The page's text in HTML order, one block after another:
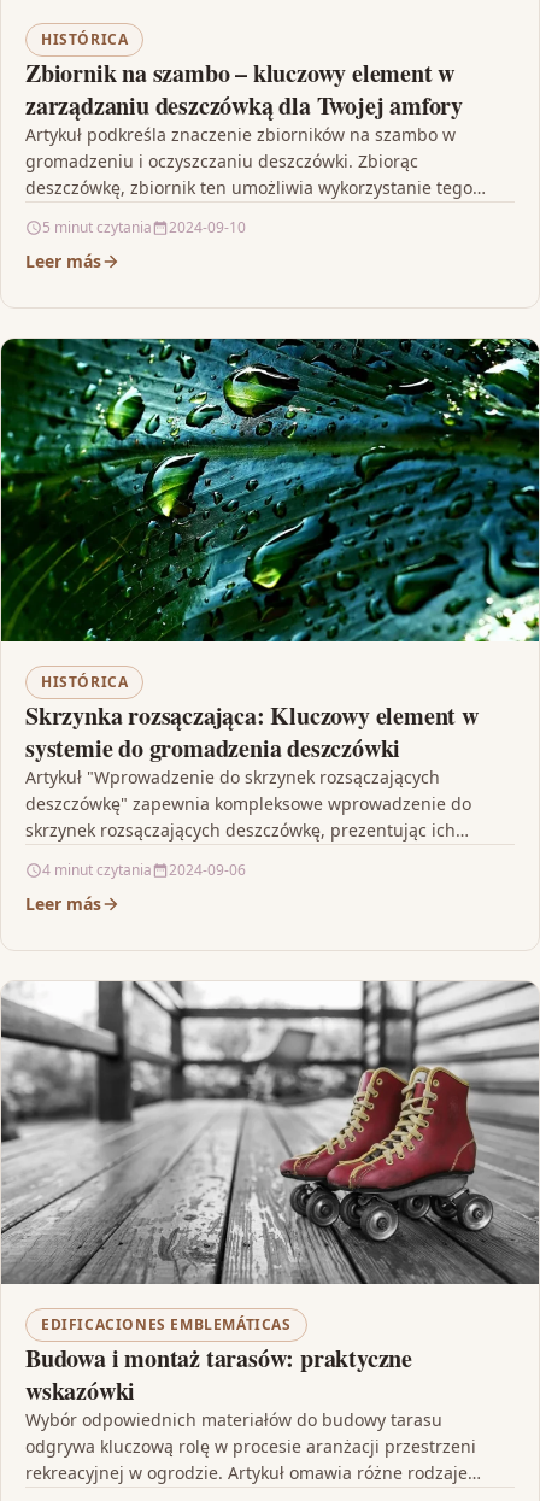
HISTÓRICA
Zbiornik na szambo – kluczowy element w
zarządzaniu deszczówką dla Twojej amfory
Artykuł podkreśla znaczenie zbiorników na szambo w
gromadzeniu i oczyszczaniu deszczówki. Zbiorąc
deszczówkę, zbiornik ten umożliwia wykorzystanie tego
5 minut czytania 2024-09-10
Leer más
HISTÓRICA
Skrzynka rozsączająca: Kluczowy element w
systemie do gromadzenia deszczówki
Artykuł "Wprowadzenie do skrzynek rozsączających
deszczówkę" zapewnia kompleksowe wprowadzenie do
skrzynek rozsączających deszczówkę, prezentując ich
wody. Omawiając…
4 minut czytania 2024-09-06
Leer más
EDIFICACIONES EMBLEMÁTICAS
Budowa i montaż tarasów: praktyczne
wskazówki
Wybór odpowiednich materiałów do budowy tarasu
odgrywa kluczową rolę w procesie aranżacji przestrzeni
rekreacyjnej w ogrodzie. Artykuł omawia różne rodzaje